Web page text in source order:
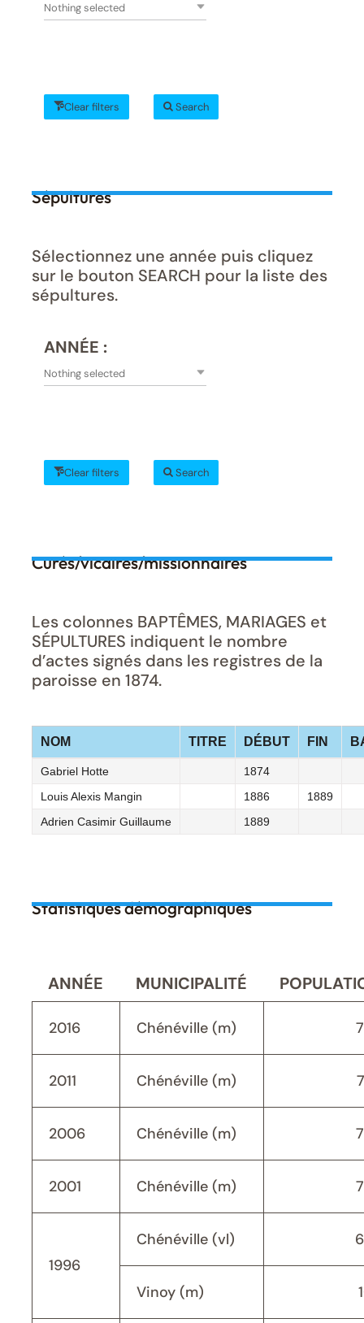
Nothing selected
Clear filters Search
Sépultures
Sélectionnez une année puis cliquez
sur le bouton SEARCH pour la liste des
sépultures.
ANNÉE :
Nothing selected
Clear filters Search
Curés/vicaires/missionnaires
Les colonnes BAPTÊMES, MARIAGES et
SÉPULTURES indiquent le nombre
d’actes signés dans les registres de la
paroisse en 1874.
NOM TITRE DÉBUT FIN
Gabriel Hotte
1874
Louis Alexis Mangin
1886
1889
Adrien Casimir Guillaume
1889
Statistiques démographiques
ANNÉE MUNICIPALITÉ
2016 Chénéville (m)
2011 Chénéville (m)
2006 Chénéville (m)
2001 Chénéville (m)
1996
Chénéville (vl)
Vinoy (m)